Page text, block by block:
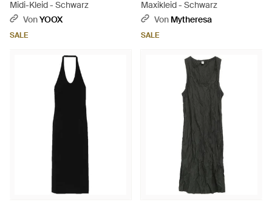
Midi-Kleid - Schwarz
VonYOOX
SALE
Maxikleid - Schwarz
Von Mytheresa
SALE